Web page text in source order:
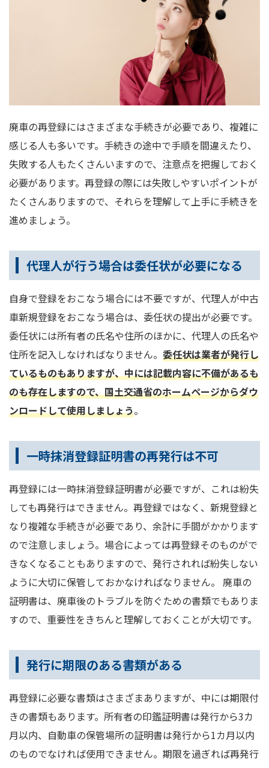
廃車の再登録にはさまざまな手続きが必要であり、複雑に
感じる人も多いです。手続きの途中で手順を間違えたり、
失敗する人もたくさんいますので、注意点を把握しておく
必要があります。再登録の際には失敗しやすいポイントが
たくさんありますので、それらを理解して上手に手続きを
進めましょう。
代理人が行う場合は委任状が必要になる
自身で登録をおこなう場合には不要ですが、代理人が中古
車新規登録をおこなう場合は、委任状の提出が必要です。
委任状には所有者の氏名や住所のほかに、代理人の氏名や
住所を記入しなければなりません。 委任状は業者が発行し
ているものもありますが、中には記載内容に不備があるも
のも存在しますので、国土交通省のホームページからダウ
ンロードして使用しましょう。
一時抹消登録証明書の再発行は不可
再登録には一時抹消登録証明書が必要ですが、これは紛失
しても再発行はできません。再登録ではなく、新規登録と
なり複雑な手続きが必要であり、余計に手間がかかります
ので注意しましょう。場合によっては再登録そのものがで
きなくなることもありますので、発行されれば紛失しない
ように大切に保管しておかなければなりません。 廃車の
証明書は、廃車後のトラブルを防ぐための書類でもありま
すので、重要性をきちんと理解しておくことが大切です。
発行に期限のある書類がある
再登録に必要な書類はさまざまありますが、中には期限付
きの書類もあります。所有者の印鑑証明書は発行から3カ
月以内、自動車の保管場所の証明書は発行から1カ月以内
のものでなければ使用できません。期限を過ぎれば再発行